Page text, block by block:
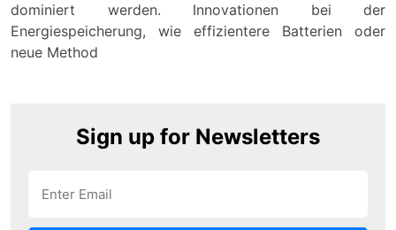
dominiert werden. Innovationen bei der
Energiespeicherung, wie effizientere Batterien oder
neue Method
Sign up for Newsletters